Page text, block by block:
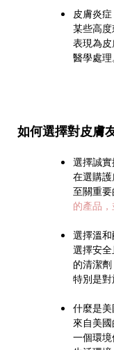
皮膚炎症
某些高
表現為
醫學處理
如何選擇對皮膚
選擇誠
在選購
至關重要
的產品
選擇溫和
選擇安
的清潔
特別是對
什麼是
來自美
一個環